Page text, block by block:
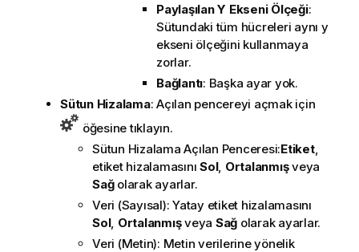
g
i
n
t
u
Paylaşılan Y Ekseni Ölçeği:
Sütundaki tüm hücreleri aynı y
ekseni ölçeğini kullanmaya
zorlar.
Bağlantı: Başka ayar yok.
Sütun Hizalama: Açılan pencereyi açmak için
öğesine tıklayın.
Sütun Hizalama Açılan Penceresi:Etiket,
etiket hizalamasını Sol, Ortalanmışveya
Sağolarak ayarlar.
Veri (Sayısal): Yatay etiket hizalamasını
Sol, Ortalanmışveya Sağ olarak ayarlar.
Veri (Metin): Metin verilerine yönelik